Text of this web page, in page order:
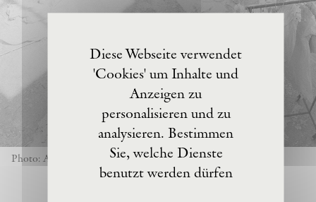
Photo: Anselm Kiefer
Diese Webseite verwendet
'Cookies' um Inhalte und
Anzeigen zu
personalisieren und zu
analysieren. Bestimmen
Sie, welche Dienste
benutzt werden dürfen